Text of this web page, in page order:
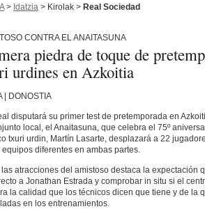
> Idatzia> Kirolak > Real Sociedad
CONTRA EL ANAITASUNA
piedra de toque de
urdines en Azkoitia
| DONOSTIA
disputará su primer test de pretemporada en
local, el Anaitasuna, que celebra el 75º
txuri urdin, Martín Lasarte, desplazará a 22
equipos diferentes en ambas partes.
las atracciones del amistoso destaca la expectación
a Jonathan Estrada y comprobar in situ si el
la calidad que los técnicos dicen que tiene y de la
en los entrenamientos.